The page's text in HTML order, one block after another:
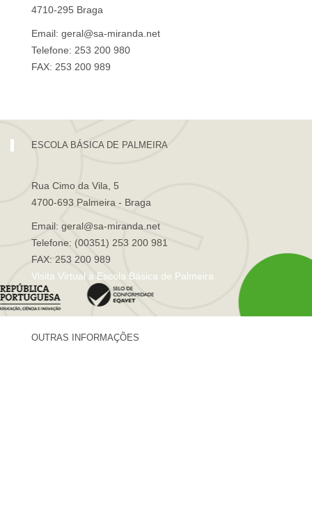
4710-295 Braga
Email: geral@sa-miranda.net
Telefone: 253 200 980
FAX: 253 200 989
ESCOLA BÁSICA DE PALMEIRA
Rua Cimo da Vila, 5
4700-693 Palmeira - Braga
Email: geral@sa-miranda.net
Telefone: (00351) 253 200 981
FAX: 253 200 989
Visita Virtual à Escola Básica de Palmeira
OUTRAS INFORMAÇÕES